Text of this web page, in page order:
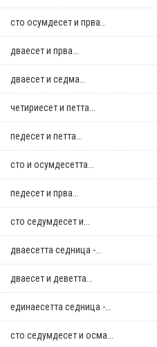
сто осумдесет и прва...
дваесет и прва...
дваесет и седма...
четириесет и петта...
педесет и петта...
сто и осумдесетта...
педесет и прва...
сто седумдесет и...
дваесетта седница -...
дваесет и деветта...
единаесетта седница -...
сто седумдесет и осма...